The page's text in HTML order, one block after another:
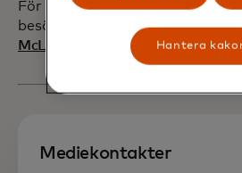
För mer information om
besök
Mastercard slår sig
McLaren Racing Formel 1-
Mediekontakter
Hantera